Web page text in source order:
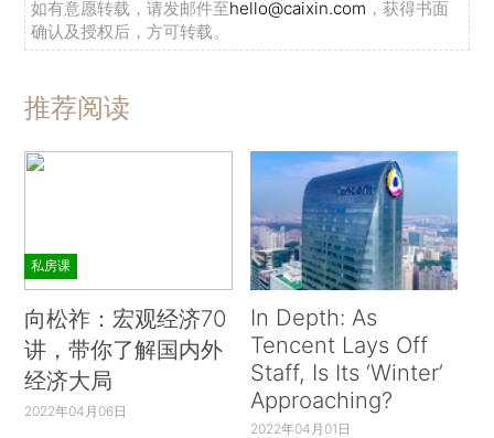
如有意愿转载，请发邮件至hello@caixin.com ，获得书面
确认及授权后，方可转载。
推荐阅读
私房课
向松祚：宏观经济70
讲，带你了解国内外
经济大局
2022年04月06日
In Depth: As
Tencent Lays Off
Staff, Is Its ‘Winter’
Approaching?
2022年04月01日